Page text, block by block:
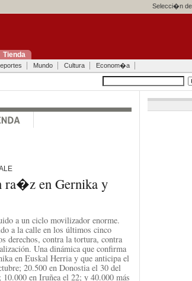
Selecci�n de
Tienda
Mundo Cultura Econom�a
ra�z en Gernika y
a un ciclo movilizador enorme.
a la calle en los últimos cinco
derechos, contra la tortura, contra
Una dinámica que confirma
en Euskal Herria y que anticipa el
20.500 en Donostia el 30 del
en Iruñea el 22; y 40.000 más